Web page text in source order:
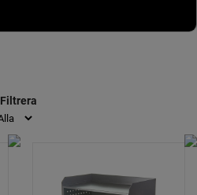
Filtrera